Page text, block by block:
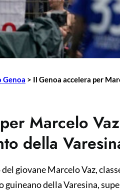
Genoa > Il Genoa accelera per
Marcelo
della
giovane Marcelo Vaz,
della Varesina,